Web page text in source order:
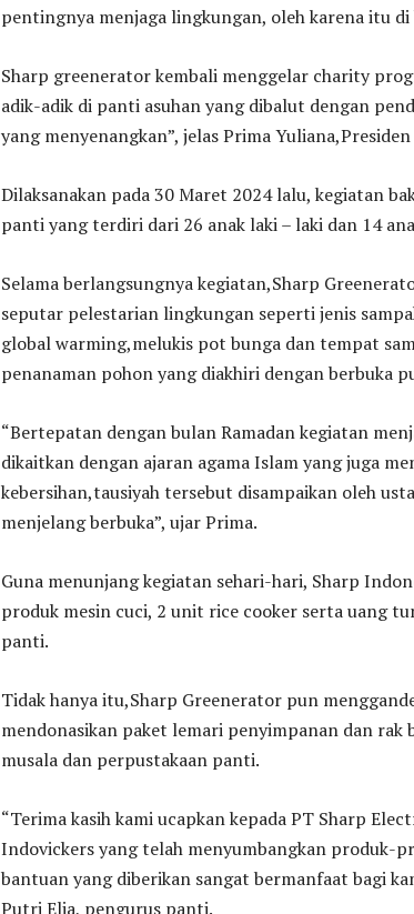
pentingnya menjaga lingkungan, oleh karena itu
Sharp greenerator kembali menggelar charity
adik-adik di panti asuhan yang dibalut dengan
yang menyenangkan”, jelas Prima
Dilaksanakan pada 30 Maret 2024 lalu, kegiatan
panti yang terdiri dari 26 anak laki – laki dan 14
Selama berlangsungnya kegiatan,Sharp
seputar pelestarian lingkungan seperti jenis
global warming,melukis pot bunga dan tempat
penanaman pohon yang diakhiri dengan berbuka
“Bertepatan dengan bulan Ramadan kegiatan
dikaitkan dengan ajaran agama Islam yang juga
kebersihan,tausiyah tersebut disampaikan oleh
menjelang berbuka”, ujar Prima.
Guna menunjang kegiatan sehari-hari, Sharp
produk mesin cuci, 2 unit rice cooker serta uang
panti.
Tidak hanya itu,Sharp Greenerator pun
mendonasikan paket lemari penyimpanan dan rak
musala dan perpustakaan panti.
“Terima kasih kami ucapkan kepada PT Sharp
Indovickers yang telah menyumbangkan produk-
bantuan yang diberikan sangat bermanfaat bagi
Putri Elia, pengurus panti.